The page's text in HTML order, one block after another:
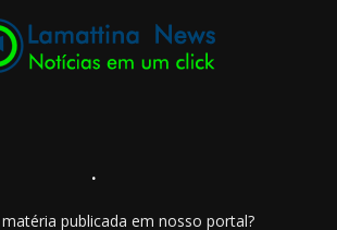
.
publicada em nosso portal?